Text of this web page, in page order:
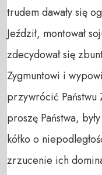
trudem dawały się
Jeździł, montował
zdecydował się
Zygmuntowi i
przywrócić Państwu
proszę Państwa,
kółko o
zrzucenie ich